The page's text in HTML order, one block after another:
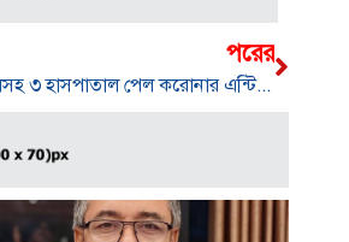
পরের
চট্টগ্রামে মা ও শিশু হাসপাতালসহ ৩ হাসপাতাল পেল ক‌রোনার এন্টিজেন টেস্টের অনুমতি